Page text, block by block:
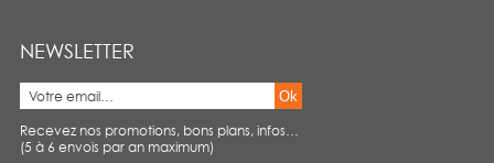
NEWSLETTER
Ok
Recevez nos promotions, bons plans, infos…
(5 à 6 envois par an maximum)